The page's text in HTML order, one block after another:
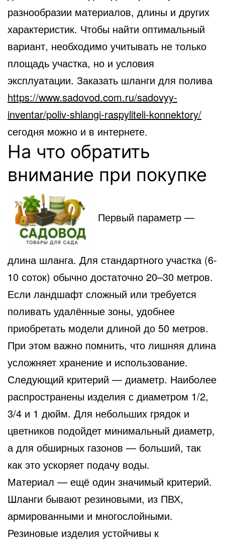
разнообразии материалов, длины и других
характеристик. Чтобы найти оптимальный
вариант, необходимо учитывать не только
площадь участка, но и условия
эксплуатации. Заказать шланги для полива
https://www.sadovod.com.ru/sadovyy-
inventar/poliv-shlangi-raspyliteli-konnektory/
сегодня можно и в интернете.
На что обратить
внимание при покупке
Первый параметр —
длина шланга. Для стандартного участка (6-
10 соток) обычно достаточно 20–30 метров.
Если ландшафт сложный или требуется
поливать удалённые зоны, удобнее
приобретать модели длиной до 50 метров.
При этом важно помнить, что лишняя длина
усложняет хранение и использование.
Следующий критерий — диаметр. Наиболее
распространены изделия с диаметром 1/2,
3/4 и 1 дюйм. Для небольших грядок и
цветников подойдет минимальный диаметр,
а для обширных газонов — больший, так
как это ускоряет подачу воды.
Материал — ещё один значимый критерий.
Шланги бывают резиновыми, из ПВХ,
армированными и многослойными.
Резиновые изделия устойчивы к